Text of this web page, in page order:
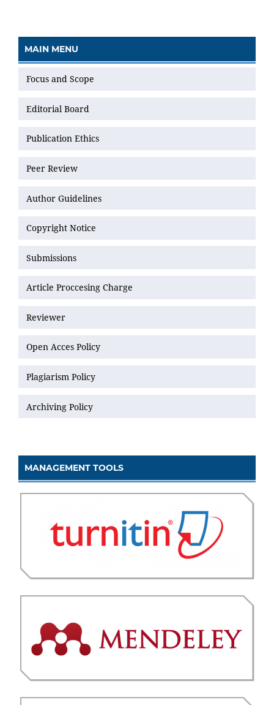
MAIN MENU
Focus and Scope
Editorial Board
Publication Ethics
Peer Review
Author Guidelines
Copyright Notice
Submissions
Article Proccesing Charge
Reviewer
Open Acces Policy
Plagiarism Policy
Archiving Policy
MANAGEMENT TOOLS